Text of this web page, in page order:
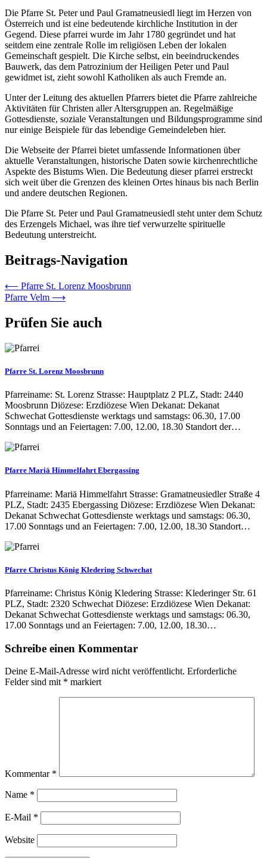
Die Pfarre St. Peter und Paul Gramatneusiedl liegt im Herzen von
Österreich und ist eine bedeutende kirchliche Institution in der
Gegend. Diese pfarrei wurde im Jahr 1780 gegründet und hat
seitdem eine zentrale Rolle im religiösen Leben der lokalen
Gemeinschaft gespielt. Die Kirche selbst, ein beeindruckendes
Bauwerk, das dem Patrozinium der Heiligen Peter und Paul
gewidmet ist, zieht sowohl Katholiken als auch Fremde an.
Unter der Leitung des aktuellen Pfarrers bietet die Pfarre zahlreiche
Aktivitäten für Christen aller Altersgruppen an. Regelmäßige
Gottesdienste, soziale Veranstaltungen und Bildungsprogramme sind
nur einige Beispiele für das lebendige Gemeindeleben hier.
Die Webseite der Pfarrei bietet umfassende Informationen über
aktuelle Veranstaltungen, historische Daten sowie kirchenrechtliche
Aspekte des Bistums Wien. Die Bedeutung dieser pfarrei erstreckt
sich weit über die Grenzen des kleinen Ortes hinaus bis nach Berlin
und andere deutschen Regionen.
Die Pfarre St. Peter und Paul Gramatneusiedl steht unter dem Schutz
des Erzengels Michael, was ihre tief verwurzelte spirituelle
Bedeutung unterstreicht.
Beitrags-Navigation
⟵ Pfarre St. Lorenz Moosbrunn
Pfarre Velm ⟶
Prüfen Sie auch
Pfarre St. Lorenz Moosbrunn
Pfarreiname: St. Lorenz Strasse: Hauptplatz 2 PLZ, Stadt: 2440
Moosbrunn Diözese: Erzdiözese Wien Dekanat: Dekanat
Schwechat Gottesdienste werktags und samstags: 06.30, 17.00
Sonntags und an Feiertagen: 7.00, 12.00, 18.30 Standort der…
Pfarre Mariä Himmelfahrt Ebergassing
Pfarreiname: Mariä Himmelfahrt Strasse: Gramatneusiedler Straße 4
PLZ, Stadt: 2435 Ebergassing Diözese: Erzdiözese Wien Dekanat:
Dekanat Schwechat Gottesdienste werktags und samstags: 06.30,
17.00 Sonntags und an Feiertagen: 7.00, 12.00, 18.30 Standort…
Pfarre Christus König Kledering Schwechat
Pfarreiname: Christus König Kledering Strasse: Klederinger Str. 61
PLZ, Stadt: 2320 Schwechat Diözese: Erzdiözese Wien Dekanat:
Dekanat Schwechat Gottesdienste werktags und samstags: 06.30,
17.00 Sonntags und an Feiertagen: 7.00, 12.00, 18.30…
Schreibe einen Kommentar
Deine E-Mail-Adresse wird nicht veröffentlicht. Erforderliche
Felder sind mit * markiert
Kommentar *
Name *
E-Mail *
Website